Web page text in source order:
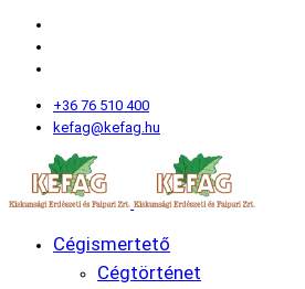
+36 76 510 400
kefag@kefag.hu
Cégismertető
Cégtörténet